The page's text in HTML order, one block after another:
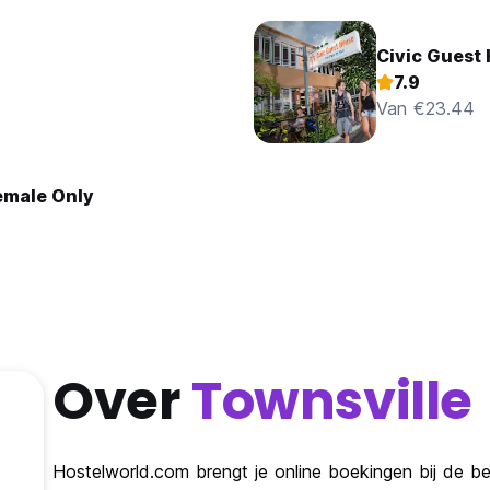
Civic Guest
7.9
Van €23.44
Only
OverTownsville
Hostelworld.com brengt je online boekingen bij de